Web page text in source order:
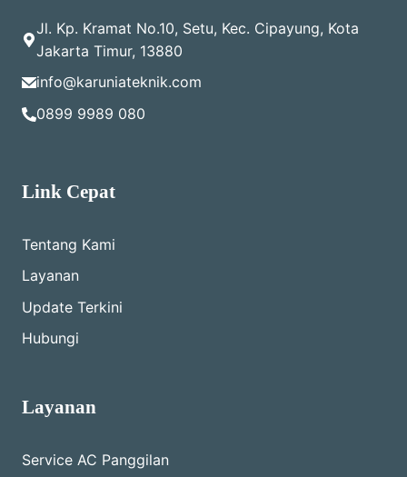
Jl. Kp. Kramat No.10, Setu, Kec. Cipayung, Kota
Jakarta Timur, 13880
info@karuniateknik.com
0899 9989 080
Link Cepat
Tentang Kami
Layanan
Update Terkini
Hubungi
Layanan
Service AC Panggilan